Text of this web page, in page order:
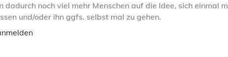
dadurch noch viel mehr Menschen auf die Idee, sich einmal
und/oder ihn ggfs. selbst mal zu gehen.